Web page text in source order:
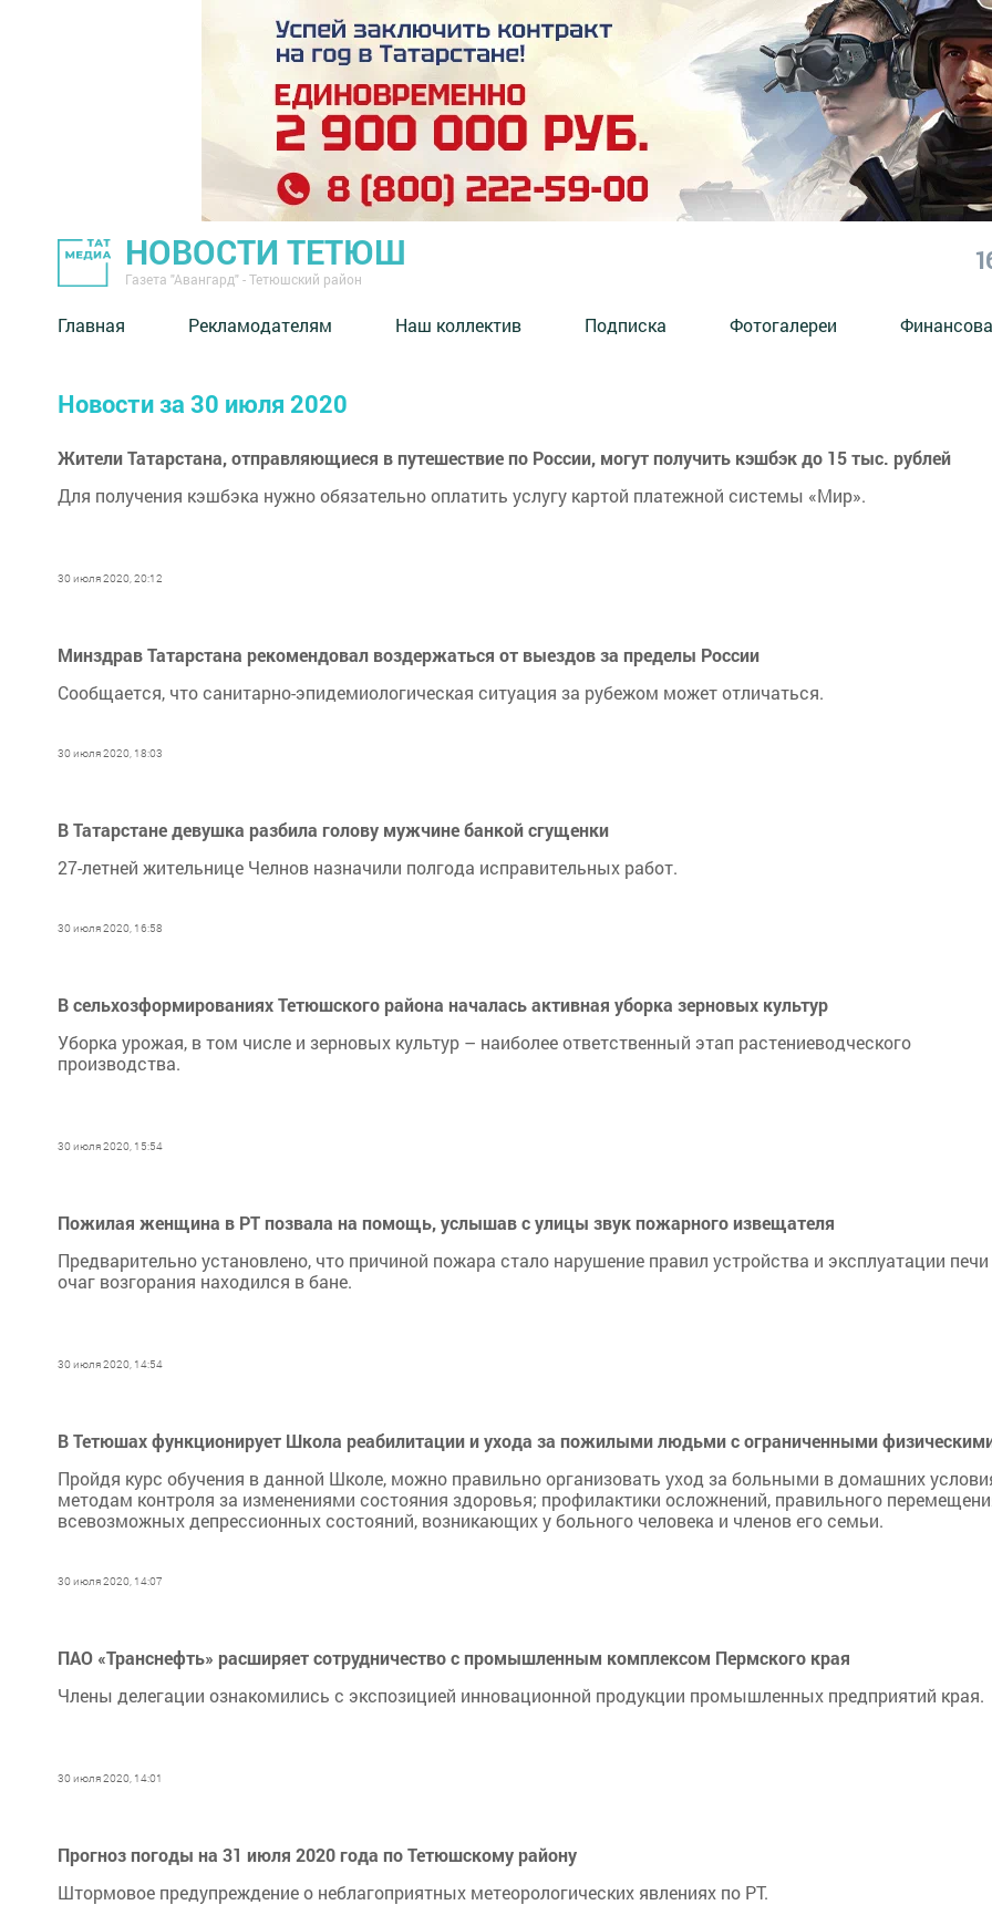
НОВОСТИ ТЕТЮШ
Газета "Авангард" - Тетюшский район
Главная Рекламодателям Наш коллектив Подписка Фотогалереи
Новости за 30 июля 2020
Жители Татарстана, отправляющиеся в путешествие по России, могут получить кэшбэк до 15 тыс. рублей
Для получения кэшбэка нужно обязательно оплатить услугу картой платежной системы «Мир».
30 июля 2020, 20:12
Минздрав Татарстана рекомендовал воздержаться от выездов за пределы России
Сообщается, что санитарно-эпидемиологическая ситуация за рубежом может отличаться.
30 июля 2020, 18:03
В Татарстане девушка разбила голову мужчине банкой сгущенки
27-летней жительнице Челнов назначили полгода исправительных работ.
30 июля 2020, 16:58
В сельхозформированиях Тетюшского района началась активная уборка зерновых культур
Уборка урожая, в том числе и зерновых культур – наиболее ответственный этап растениеводческого
производства.
30 июля 2020, 15:54
Пожилая женщина в РТ позвала на помощь, услышав с улицы звук пожарного извещателя
Предварительно установлено, что причиной пожара стало нарушение правил устройства и эксплуатации
очаг возгорания находился в бане.
30 июля 2020, 14:54
В Тетюшах функционирует Школа реабилитации и ухода за пожилыми людьми с ограниченными
Пройдя курс обучения в данной Школе, можно правильно организовать уход за больными в домашних
методам контроля за изменениями состояния здоровья; профилактики осложнений, правильного
всевозможных депрессионных состояний, возникающих у больного человека и членов его семьи.
30 июля 2020, 14:07
ПАО «Транснефть» расширяет сотрудничество с промышленным комплексом Пермского края
Члены делегации ознакомились с экспозицией инновационной продукции промышленных предприятий края.
30 июля 2020, 14:01
Прогноз погоды на 31 июля 2020 года по Тетюшскому району
Штормовое предупреждение о неблагоприятных метеорологических явлениях по РТ.